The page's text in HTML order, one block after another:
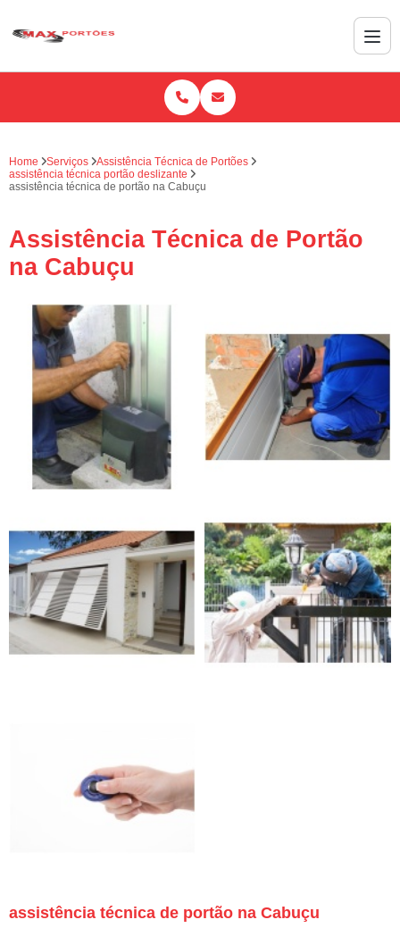
Home Serviços
Assistência Técnica de Portões
assistência técnica portão deslizante
assistência técnica de portão na Cabuçu
Assistência Técnica de Portão
na Cabuçu
assistência técnica de portão na Cabuçu